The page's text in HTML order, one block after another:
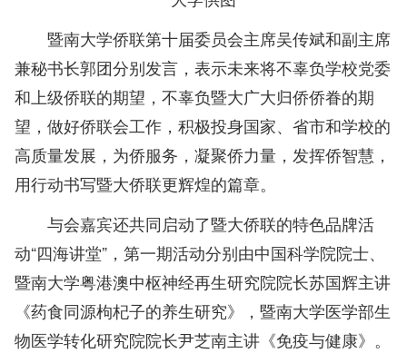
暨南大学侨联第十届委员会主席吴传斌和副主席
兼秘书长郭团分别发言，表示未来将不辜负学校党委
和上级侨联的期望，不辜负暨大广大归侨侨眷的期
望，做好侨联会工作，积极投身国家、省市和学校的
高质量发展，为侨服务，凝聚侨力量，发挥侨智慧，
用行动书写暨大侨联更辉煌的篇章。
与会嘉宾还共同启动了暨大侨联的特色品牌活
动“四海讲堂”，第一期活动分别由中国科学院院士、
暨南大学粤港澳中枢神经再生研究院院长苏国辉主讲
《药食同源枸杞子的养生研究》，暨南大学医学部生
物医学转化研究院院长尹芝南主讲《免疫与健康》。